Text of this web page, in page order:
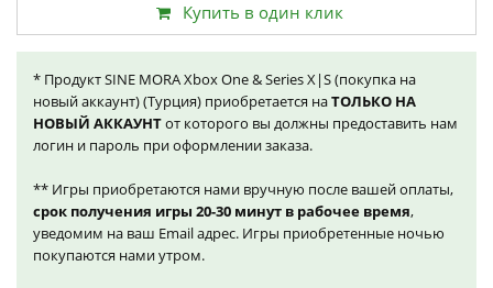
Купить в один клик
* Продукт SINE MORA Xbox One & Series X|S (покупка на
новый аккаунт) (Турция) приобретается наТОЛЬКО НА
НОВЫЙ АККАУНТот которого вы должны предоставить нам
логин и пароль при оформлении заказа.
** Игры приобретаются нами вручную после вашей оплаты,
срок получения игры 20-30 минут в рабочее время,
уведомим на ваш Email адрес. Игры приобретенные ночью
покупаются нами утром.